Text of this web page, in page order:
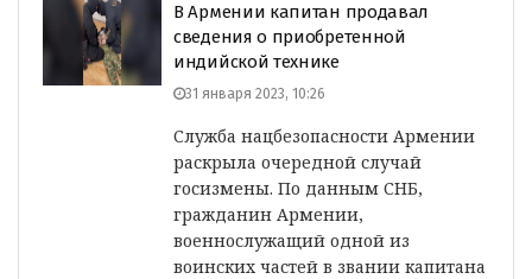
В Армении капитан продавал
сведения о приобретенной
индийской технике
31 января 2023, 10:26
Служба нацбезопасности Армении
раскрыла очередной случай
госизмены. По данным СНБ,
гражданин Армении,
военнослужащий одной из
воинских частей в звании капитана